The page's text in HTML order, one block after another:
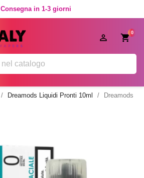
Consegna in 1-3 giorni
0

Dreamods Liquidi Pronti 10ml
Dreamods